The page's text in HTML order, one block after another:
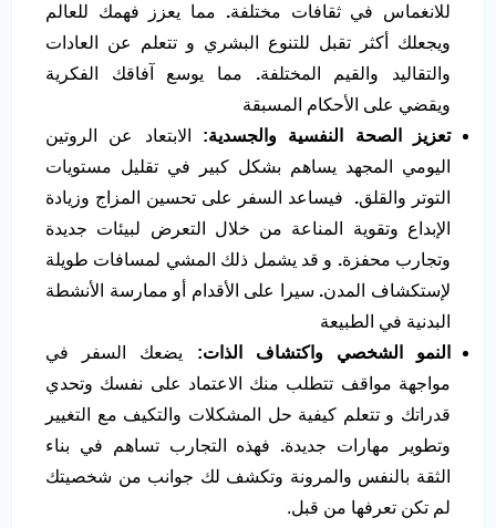
للانغماس في ثقافات مختلفة. مما يعزز فهمك للعالم
ويجعلك أكثر تقبل للتنوع البشري و تتعلم عن العادات
والتقاليد والقيم المختلفة. مما يوسع آفاقك الفكرية
ويقضي على الأحكام المسبقة
تعزيز الصحة النفسية والجسدية:
الابتعاد عن الروتين
اليومي المجهد يساهم بشكل كبير في تقليل مستويات
التوتر والقلق. فيساعد السفر على تحسين المزاج وزيادة
الإبداع وتقوية المناعة من خلال التعرض لبيئات جديدة
وتجارب محفزة. و قد يشمل ذلك المشي لمسافات طويلة
لإستكشاف المدن. سيرا على الأقدام أو ممارسة الأنشطة
البدنية في الطبيعة
النمو الشخصي واكتشاف الذات: يضعك السفر في
مواجهة مواقف تتطلب منك الاعتماد على نفسك وتحدي
قدراتك و تتعلم كيفية حل المشكلات والتكيف مع التغيير
وتطوير مهارات جديدة. فهذه التجارب تساهم في بناء
الثقة بالنفس والمرونة وتكشف لك جوانب من شخصيتك
لم تكن تعرفها من قبل.